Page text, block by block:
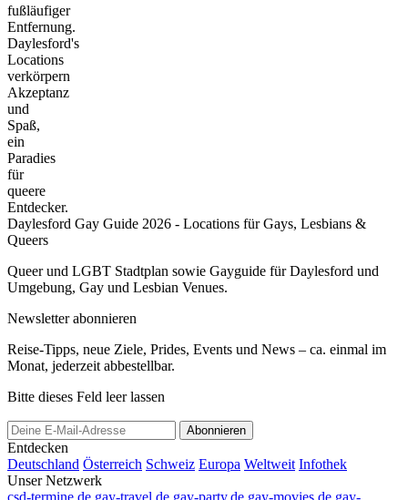
fußläufiger
Entfernung.
Daylesford's
Locations
verkörpern
Akzeptanz
und
Spaß,
ein
Paradies
für
queere
Entdecker.
Daylesford Gay Guide 2026 - Locations für Gays, Lesbians &
Queers
Queer und LGBT Stadtplan sowie Gayguide für Daylesford und
Umgebung, Gay und Lesbian Venues.
Newsletter abonnieren
Reise-Tipps, neue Ziele, Prides, Events und News – ca. einmal im
Monat, jederzeit abbestellbar.
Bitte dieses Feld leer lassen
Abonnieren
Entdecken
Deutschland Österreich Schweiz Europa Weltweit Infothek
Unser Netzwerk
csd-termine.de gay-travel.de gay-party.de gay-movies.de gay-